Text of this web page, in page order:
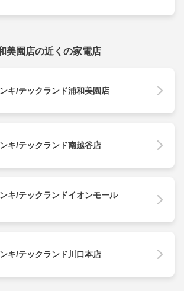
美園店の近くの家電店
キ/テックランド浦和美園店
キ/テックランド南越谷店
キ/テックランドイオンモール
キ/テックランド川口本店